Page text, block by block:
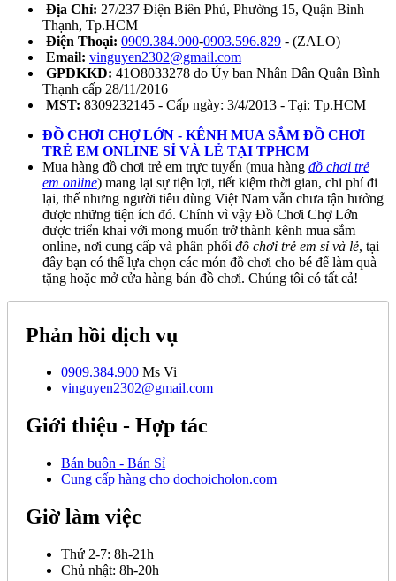
Địa Chỉ: 27/237 Điện Biên Phủ, Phường 15, Quận Bình
Thạnh, Tp.HCM
Điện Thoại: 0909.384.900-0903.596.829 - (ZALO)
Email: vinguyen2302@gmail.com
GPĐKKD: 41O8033278 do Ủy ban Nhân Dân Quận Bình
Thạnh cấp 28/11/2016
MST: 8309232145 - Cấp ngày: 3/4/2013 - Tại: Tp.HCM
ĐỒ CHƠI CHỢ LỚN - KÊNH MUA SẮM ĐỒ CHƠI
TRẺ EM ONLINE SỈ VÀ LẺ TẠI TPHCM
Mua hàng đồ chơi trẻ em trực tuyến (mua hàng đồ chơi trẻ
em online) mang lại sự tiện lợi, tiết kiệm thời gian, chi phí đi
lại, thế nhưng người tiêu dùng Việt Nam vẫn chưa tận hưởng
được những tiện ích đó. Chính vì vậy Đồ Chơi Chợ Lớn
được triển khai với mong muốn trở thành kênh mua sắm
online, nơi cung cấp và phân phối đồ chơi trẻ em sỉ và lẻ, tại
đây bạn có thể lựa chọn các món đồ chơi cho bé để làm quà
tặng hoặc mở cửa hàng bán đồ chơi. Chúng tôi có tất cả!
Phản hồi dịch vụ
0909.384.900 Ms Vi
vinguyen2302@gmail.com
Giới thiệu - Hợp tác
Bán buôn - Bán Sỉ
Cung cấp hàng cho dochoicholon.com
Giờ làm việc
Thứ 2-7: 8h-21h
Chủ nhật: 8h-20h